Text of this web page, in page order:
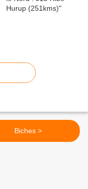
Biches >